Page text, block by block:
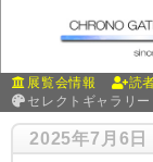
展覧会情報 読
セレクトギャラリー
2025年7月6日